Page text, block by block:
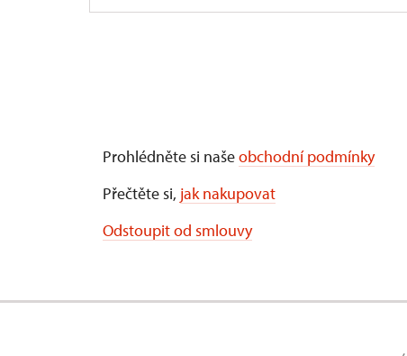
Prohlédněte si našeobchodní podmínky
Přečtěte si, jak nakupovat
Odstoupit od smlouvy